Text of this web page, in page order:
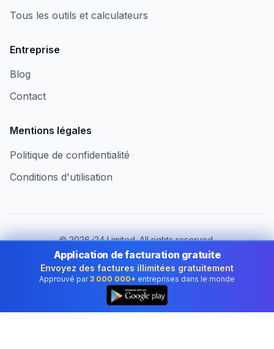
Tous les outils et calculateurs
Entreprise
Blog
Contact
Mentions légales
Politique de confidentialité
Conditions d'utilisation
©2026i24 Limited. All rights reserved.
Au service des entreprises au Luxembourg
Changer de pays :
Luxembourg
Application de facturation gratuite
Envoyez des factures illimitées gratuitement
Approuvé par 3 000 000+ entreprises dans le monde